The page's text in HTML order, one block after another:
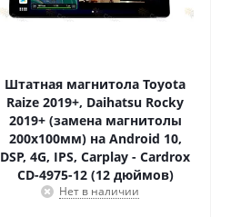
Штатная магнитола Toyota
Raize 2019+, Daihatsu Rocky
2019+ (замена магнитолы
200x100мм) на Android 10,
DSP, 4G, IPS, Carplay - Cardrox
CD-4975-12 (12 дюймов)
Нет в наличии